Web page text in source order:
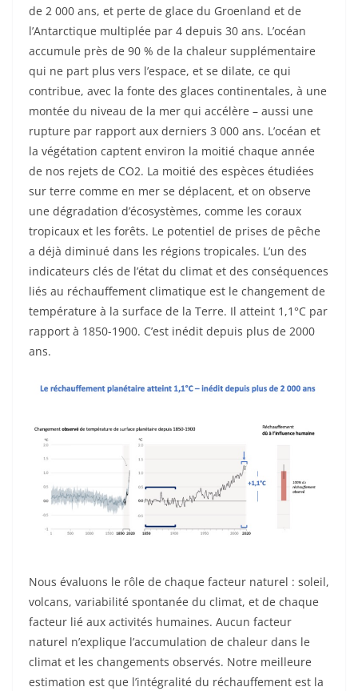
de 2 000 ans, et perte de glace du Groenland et de
l’Antarctique multiplée par 4 depuis 30 ans. L’océan
accumule près de 90 % de la chaleur supplémentaire
qui ne part plus vers l’espace, et se dilate, ce qui
contribue, avec la fonte des glaces continentales, à une
montée du niveau de la mer qui accélère – aussi une
rupture par rapport aux derniers 3 000 ans. L’océan et
la végétation captent environ la moitié chaque année
de nos rejets de CO2. La moitié des espèces étudiées
sur terre comme en mer se déplacent, et on observe
une dégradation d’écosystèmes, comme les coraux
tropicaux et les forêts. Le potentiel de prises de pêche
a déjà diminué dans les régions tropicales. L’un des
indicateurs clés de l’état du climat et des conséquences
liés au réchauffement climatique est le changement de
température à la surface de la Terre. Il atteint 1,1°C par
rapport à 1850-1900. C’est inédit depuis plus de 2000
ans.
Nous évaluons le rôle de chaque facteur naturel : soleil,
volcans, variabilité spontanée du climat, et de chaque
facteur lié aux activités humaines. Aucun facteur
naturel n’explique l’accumulation de chaleur dans le
climat et les changements observés. Notre meilleure
estimation est que l’intégralité du réchauffement est la